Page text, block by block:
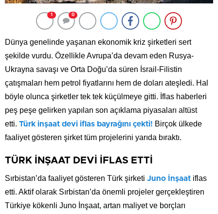
1 0
Dünya genelinde yaşanan ekonomik kriz şirketleri sert
şekilde vurdu. Özellikle Avrupa’da devam eden Rusya-
Ukrayna savaşı ve Orta Doğu’da süren İsrail-Filistin
çatışmaları hem petrol fiyatlarını hem de doları ateşledi. Hal
böyle olunca şirketler tek tek küçülmeye gitti. İflas haberleri
peş peşe gelirken yapılan son açıklama piyasaları altüst
etti. Türk inşaat devi iflas bayrağını çekti! Birçok ülkede
faaliyet gösteren şirket tüm projelerini yarıda bıraktı.
TÜRK İNŞAAT DEVİ İFLAS ETTİ
Sırbistan’da faaliyet gösteren Türk şirketi Juno İnşaat iflas
etti. Aktif olarak Sırbistan’da önemli projeler gerçekleştiren
Türkiye kökenli Juno İnşaat, artan maliyet ve borçları